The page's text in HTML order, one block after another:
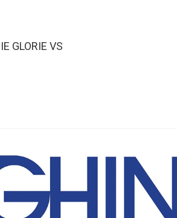
GLORIE VS